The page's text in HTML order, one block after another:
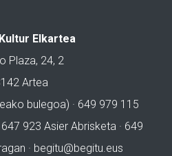
Elkartea
Plaza, 24, 2
Artea
bulegoa) · 649 979 115
923 Asier Abrisketa · 649
· begitu@begitu.eus